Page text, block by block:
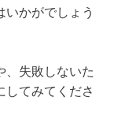
かがでしょう
、失敗しないた
してみてくださ